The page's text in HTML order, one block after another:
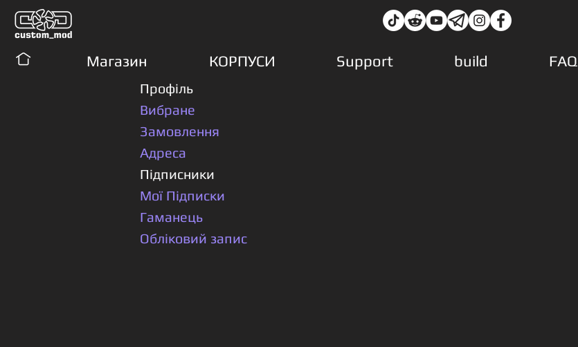
Магазин КОРПУСИ Support build FAQ
Профіль
Вибране
Замовлення
Адреса
Підписники
Мої Підписки
Гаманець
Обліковий запис